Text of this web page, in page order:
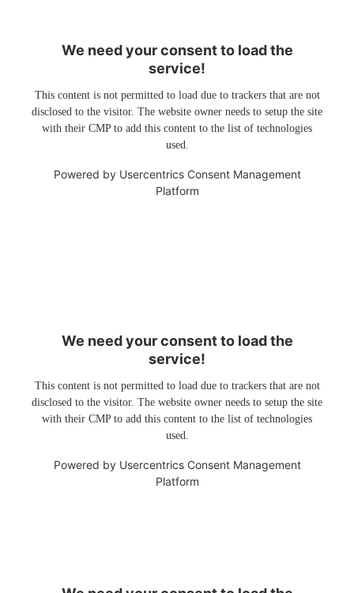
We need your consent to load the
service!
This content is not permitted to load due to trackers that are not
disclosed to the visitor. The website owner needs to setup the site
with their CMP to add this content to the list of technologies
used.
Powered by Usercentrics Consent Management
Platform
We need your consent to load the
service!
This content is not permitted to load due to trackers that are not
disclosed to the visitor. The website owner needs to setup the site
with their CMP to add this content to the list of technologies
used.
Powered by Usercentrics Consent Management
Platform